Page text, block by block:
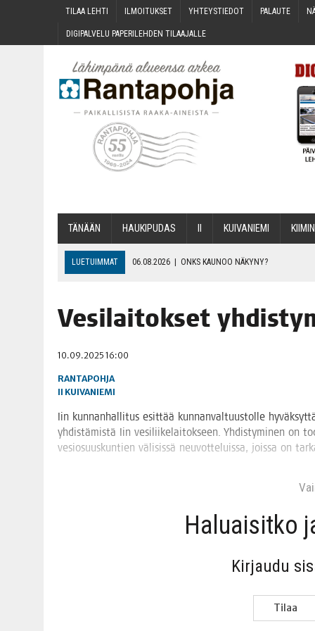
TILAA LEH­TI ILMOI­TUK­SET YHTEYS­TIE­DOT PALAU­TE
DIGI­PAL­VE­LU PAPE­RI­LEH­DEN TILAAJALLE
TÄNÄÄN HAU­KI­PU­DAS KUI­VA­NIE­MI
LUETUIMMAT 06.08.2026 | ONKS KAU­NOO NÄKYNY?
06.08.2026 OPIN­TOI­HIN KAN­SA­LAIS­OPIS­TOS­SA VOI SAA­DA
06.08.2026 | KII­MIN­KI­PÄI­VÄT JÄR­JES­TE­TÄÄN PERIN­TEI­TÄ
Vesi­lai­tok­set
10.09.2025 16:00
RANTAPOHJA
II KUIVANIEMI
Iin kun­nan­hal­li­tus esit­tää kun­nan­val­tuus­tol­le
yhdis­tä­mis­tä Iin vesi­lii­ke­lai­tok­seen. Yhdis­ty­mi­nen on
vesio­suus­kun­tien väli­sis­sä neu­vot­te­luis­sa, jois­sa on
Haluai­sit­ko
Kir­jau­du
Tilaa